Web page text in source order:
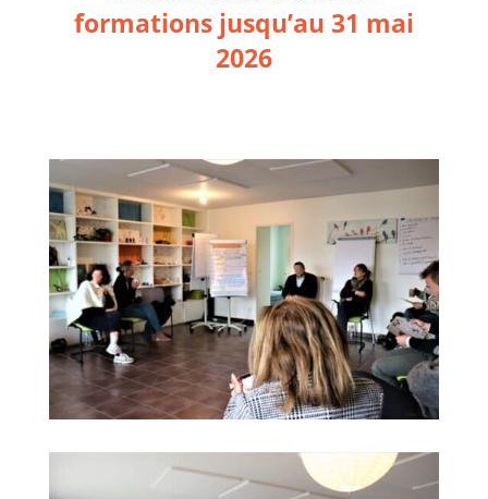
formations jusqu’au 31 mai
2026